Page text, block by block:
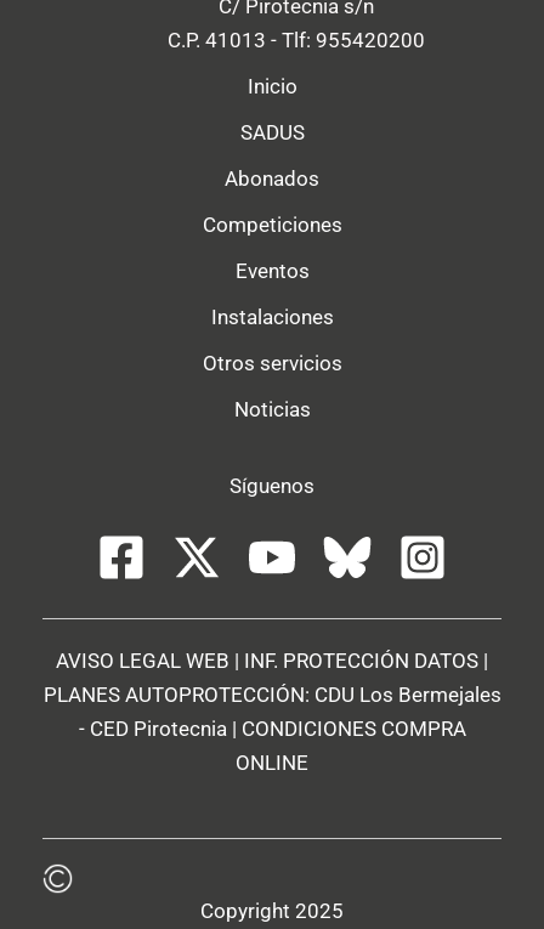
C/ Pirotecnia s/n
C.P. 41013 - Tlf: 955420200
Inicio
SADUS
Abonados
Competiciones
Eventos
Instalaciones
Otros servicios
Noticias
Síguenos
AVISO LEGAL WEB | INF. PROTECCIÓN DATOS |
PLANES AUTOPROTECCIÓN: CDU Los Bermejales
- CED Pirotecnia | CONDICIONES COMPRA
ONLINE
Copyright 2025